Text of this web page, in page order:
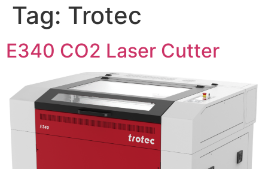
Tag: Trotec
E340 CO2 Laser Cutter